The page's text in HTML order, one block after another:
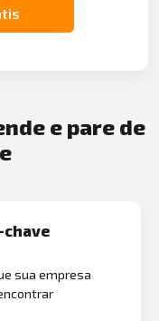
e pare de
sua empresa